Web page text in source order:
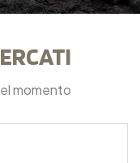
momento